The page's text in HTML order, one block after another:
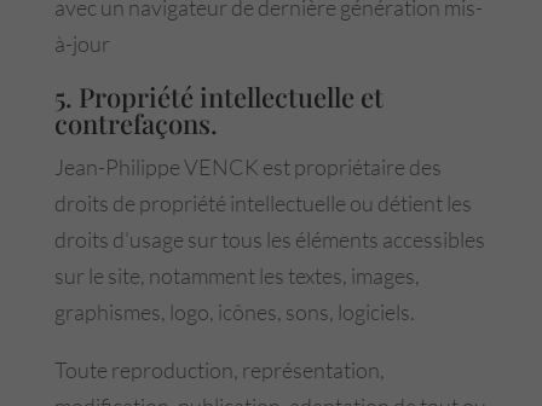
avec un navigateur de dernière génération mis-
à-jour
5. Propriété intellectuelle et
contrefaçons.
Jean-Philippe VENCK est propriétaire des
droits de propriété intellectuelle ou détient les
droits d’usage sur tous les éléments accessibles
sur le site, notamment les textes, images,
graphismes, logo, icônes, sons, logiciels.
Toute reproduction, représentation,